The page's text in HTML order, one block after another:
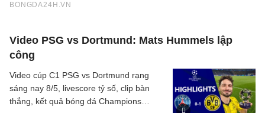
Video PSG vs Dortmund: Mats Hummels lập
công
Video cúp C1 PSG vs Dortmund rạng
sáng nay 8/5, livescore tỷ số, clip bàn
thắng, kết quả bóng đá Champions